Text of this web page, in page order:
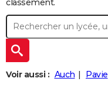
BRICOLAGE
Forum
Aménagement intérieur
Extérieur
Cuisine
Salle de bains
Jardinage
Rangement
+WEEK-END
Guides de France
Escapades
Patrimoine
Expositions
Musées
Week-end nature
+
LIFESTYLE
classement.
Voir aussi : Auch Pavie